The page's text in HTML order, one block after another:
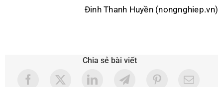
Đinh Thanh Huyền (nongnghiep.vn)
Chia sẻ bài viết